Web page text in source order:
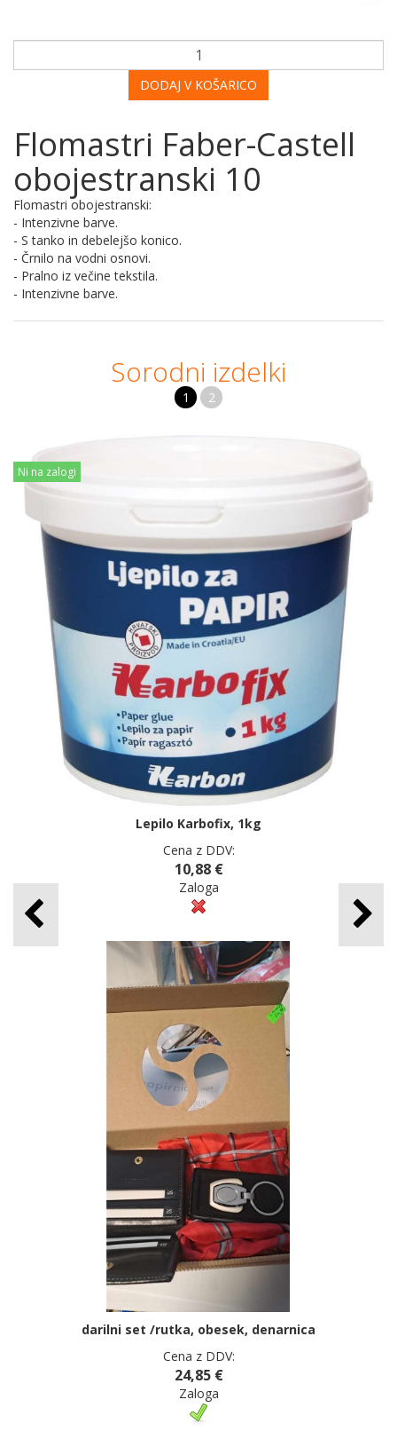
DODAJ V KOŠARICO
Flomastri Faber-Castell
obojestranski 10
Flomastri obojestranski:
- Intenzivne barve.
- S tanko in debelejšo konico.
- Črnilo na vodni osnovi.
- Pralno iz večine tekstila.
- Intenzivne barve.
Sorodni izdelki
1 2
Ni na zalogi
Lepilo Karbofix, 1kg
Cena z DDV:
10,88 €
Zaloga
darilni set /rutka, obesek, denarnica
Cena z DDV:
24,85 €
Zaloga